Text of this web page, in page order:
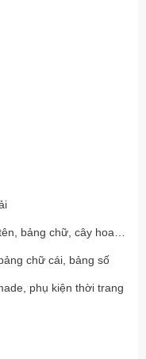
bảng chữ, cây hoa…
chữ cái, bảng số
phụ kiện thời trang